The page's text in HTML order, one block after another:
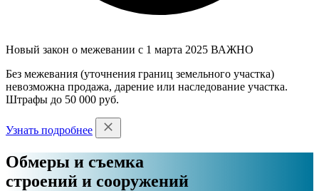
Новый закон о межевании с 1 марта 2025 ВАЖНО
Без межевания (уточнения границ земельного участка)
невозможна продажа, дарение или наследование участка.
Штрафы до 50 000 руб.
Узнать подробнее
Обмеры и съемка
строений и сооружений